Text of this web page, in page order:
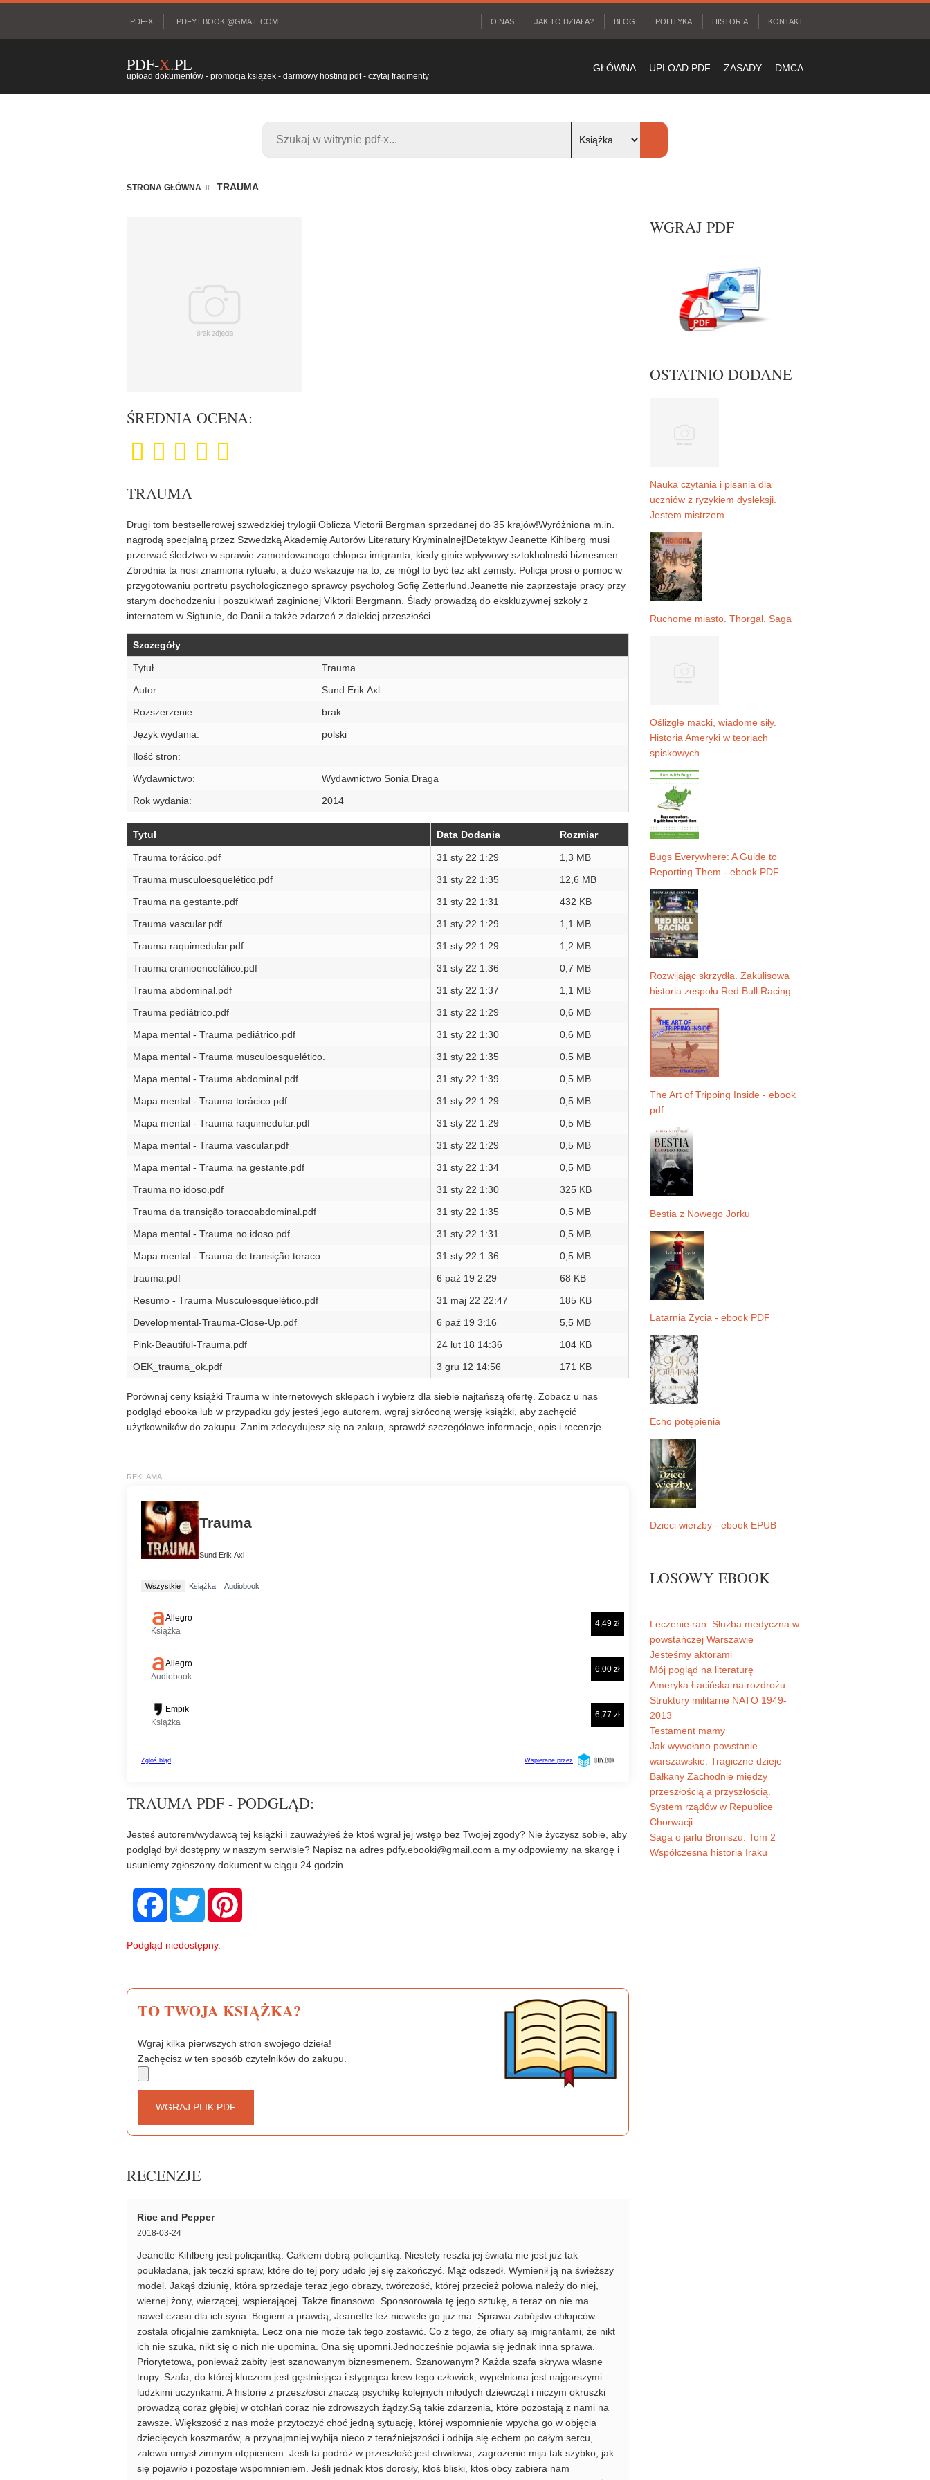
PDF-X PDFY.EBOOKI@GMAIL.COM O NAS JAK TO DZIAŁA? BLOG POLITYKA HISTORIA KONTAKT
PDF-X.PL
upload dokumentów - promocja książek - darmowy hosting pdf - czytaj fragmenty
GŁÓWNA UPLOAD PDF ZASADY DMCA
STRONA GŁÓWNA TRAUMA
ŚREDNIA OCENA:
TRAUMA
Drugi tom bestsellerowej szwedzkiej trylogii Oblicza Victorii Bergman sprzedanej do 35 krajów!Wyróżniona m.in.
nagrodą specjalną przez Szwedzką Akademię Autorów Literatury Kryminalnej!Detektyw Jeanette Kihlberg musi
przerwać śledztwo w sprawie zamordowanego chłopca imigranta, kiedy ginie wpływowy sztokholmski biznesmen.
Zbrodnia ta nosi znamiona rytuału, a dużo wskazuje na to, że mógł to być też akt zemsty. Policja prosi o pomoc w
przygotowaniu portretu psychologicznego sprawcy psycholog Sofię Zetterlund.Jeanette nie zaprzestaje pracy przy
starym dochodzeniu i poszukiwań zaginionej Viktorii Bergmann. Ślady prowadzą do ekskluzywnej szkoły z
internatem w Sigtunie, do Danii a także zdarzeń z dalekiej przeszłości.
Szczegóły
Tytuł
Trauma
Autor:
Sund Erik Axl
Rozszerzenie:
brak
Język wydania:
polski
Ilość stron:
Wydawnictwo:
Wydawnictwo Sonia Draga
Rok wydania:
2014
Tytuł Data Dodania Rozmiar
Trauma torácico.pdf 31 sty 22 1:29
1,3 MB
Trauma musculoesquelético.pdf
31 sty 22 1:35
12,6 MB
Trauma na gestante.pdf
31 sty 22 1:31
432 KB
Trauma vascular.pdf
31 sty 22 1:29
1,1 MB
Trauma raquimedular.pdf
31 sty 22 1:29
1,2 MB
Trauma cranioencefálico.pdf
31 sty 22 1:36
0,7 MB
Trauma abdominal.pdf
31 sty 22 1:37
1,1 MB
Trauma pediátrico.pdf
31 sty 22 1:29
0,6 MB
Mapa mental - Trauma pediátrico.pdf
31 sty 22 1:30
0,6 MB
Mapa mental - Trauma musculoesquelético.
31 sty 22 1:35
0,5 MB
Mapa mental - Trauma abdominal.pdf
31 sty 22 1:39
0,5 MB
Mapa mental - Trauma torácico.pdf
31 sty 22 1:29
0,5 MB
Mapa mental - Trauma raquimedular.pdf
31 sty 22 1:29
0,5 MB
Mapa mental - Trauma vascular.pdf
31 sty 22 1:29
0,5 MB
Mapa mental - Trauma na gestante.pdf
31 sty 22 1:34
0,5 MB
Trauma no idoso.pdf
31 sty 22 1:30
325 KB
Trauma da transição toracoabdominal.pdf
31 sty 22 1:35
0,5 MB
Mapa mental - Trauma no idoso.pdf
31 sty 22 1:31
0,5 MB
Mapa mental - Trauma de transição toraco
31 sty 22 1:36
0,5 MB
trauma.pdf
6 paź 19 2:29
68 KB
Resumo - Trauma Musculoesquelético.pdf
31 maj 22 22:47
185 KB
Developmental-Trauma-Close-Up.pdf
6 paź 19 3:16
5,5 MB
Pink-Beautiful-Trauma.pdf
24 lut 18 14:36
104 KB
OEK_trauma_ok.pdf
3 gru 12 14:56 171 KB
Porównaj ceny książki Trauma w internetowych sklepach i wybierz dla siebie najtańszą ofertę. Zobacz u nas
podgląd ebooka lub w przypadku gdy jesteś jego autorem, wgraj skróconą wersję książki, aby zachęcić
użytkowników do zakupu. Zanim zdecydujesz się na zakup, sprawdź szczegółowe informacje, opis i recenzje.
TRAUMA PDF - PODGLĄD:
Jesteś autorem/wydawcą tej książki i zauważyłeś że ktoś wgrał jej wstęp bez Twojej zgody? Nie życzysz sobie, aby
podgląd był dostępny w naszym serwisie? Napisz na adres pdfy.ebooki@gmail.com a my odpowiemy na skargę i
usuniemy zgłoszony dokument w ciągu 24 godzin.
F
o
T
w
e
Podgląd niedostępny.
TO TWOJA KSIĄŻKA?
Wgraj kilka pierwszych stron swojego dzieła!
Zachęcisz w ten sposób czytelników do zakupu.
WGRAJ PLIK PDF
RECENZJE
Rice and Pepper
2018-03-24
Jeanette Kihlberg jest policjantką. Całkiem dobrą policjantką. Niestety reszta jej świata nie jest już tak
poukładana, jak teczki spraw, które do tej pory udało jej się zakończyć. Mąż odszedł. Wymienił ją na świeższy
model. Jakąś dziunię, która sprzedaje teraz jego obrazy, twórczość, której przecież połowa należy do niej,
wiernej żony, wierzącej, wspierającej. Także finansowo. Sponsorowała tę jego sztukę, a teraz on nie ma
nawet czasu dla ich syna. Bogiem a prawdą, Jeanette też niewiele go już ma. Sprawa zabójstw chłopców
została oficjalnie zamknięta. Lecz ona nie może tak tego zostawić. Co z tego, że ofiary są imigrantami, że nikt
ich nie szuka, nikt się o nich nie upomina. Ona się upomni.Jednocześnie pojawia się jednak inna sprawa.
Priorytetowa, ponieważ zabity jest szanowanym biznesmenem. Szanowanym? Każda szafa skrywa własne
trupy. Szafa, do której kluczem jest gęstniejąca i stygnąca krew tego człowiek, wypełniona jest najgorszymi
ludzkimi uczynkami. A historie z przeszłości znaczą psychikę kolejnych młodych dziewcząt i niczym okruszki
prowadzą coraz głębiej w otchłań coraz nie zdrowszych żądzy.Są takie zdarzenia, które pozostają z nami na
zawsze. Większość z nas może przytoczyć choć jedną sytuację, której wspomnienie wpycha go w objęcia
dziecięcych koszmarów, a przynajmniej wybija nieco z teraźniejszości i odbija się echem po całym sercu,
zalewa umysł zimnym otępieniem. Jeśli ta podróż w przeszłość jest chwilowa, zagrożenie mija tak szybko, jak
się pojawiło i pozostaje wspomnieniem. Jeśli jednak ktoś dorosły, ktoś bliski, ktoś obcy zabiera nam
WGRAJ PDF
OSTATNIO DODANE
Nauka czytania i pisania dla
uczniów z ryzykiem dysleksji.
Jestem mistrzem
Ruchome miasto. Thorgal. Saga
Oślizgłe macki, wiadome siły.
Historia Ameryki w teoriach
spiskowych
Bugs Everywhere: A Guide to
Reporting Them - ebook PDF
Rozwijając skrzydła. Zakulisowa
historia zespołu Red Bull Racing
The Art of Tripping Inside - ebook
pdf
Bestia z Nowego Jorku
Latarnia Życia - ebook PDF
Echo potępienia
Dzieci wierzby - ebook EPUB
LOSOWY EBOOK
Leczenie ran. Służba medyczna w
powstańczej Warszawie
Jesteśmy aktorami
Mój pogląd na literaturę
Ameryka Łacińska na rozdrożu
Struktury militarne NATO 1949-
2013
Testament mamy
Jak wywołano powstanie
warszawskie. Tragiczne dzieje
Bałkany Zachodnie między
przeszłością a przyszłością.
System rządów w Republice
Chorwacji
Saga o jarlu Broniszu. Tom 2
Współczesna historia Iraku